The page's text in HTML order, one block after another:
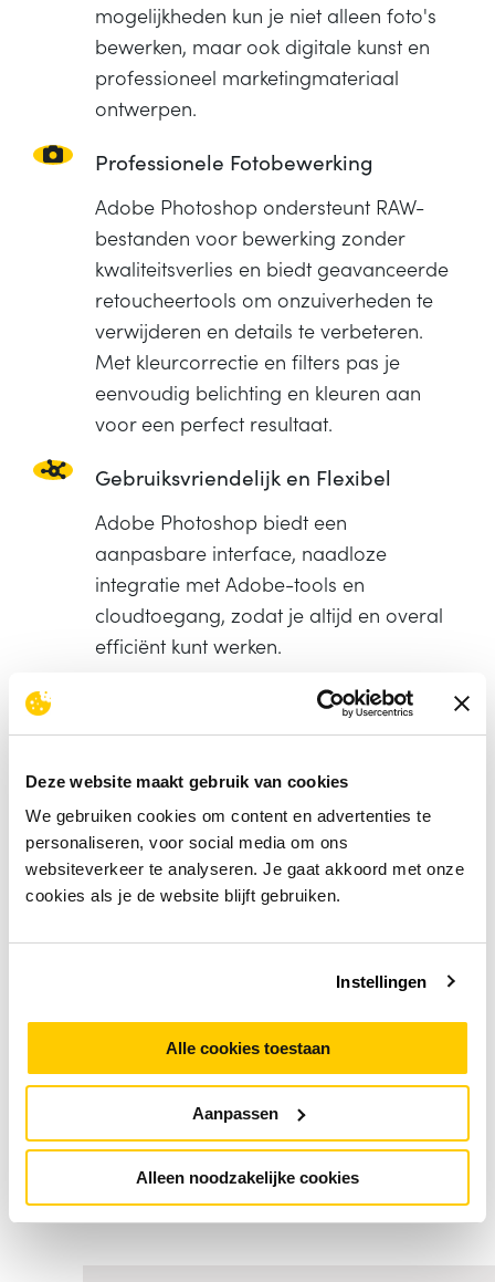
Deze website maakt gebruik van cookies
We gebruiken cookies om content en advertenties te
personaliseren, voor social media om ons
websiteverkeer te analyseren. Je gaat akkoord met onze
cookies als je de website blijft gebruiken.
Instellingen
Alle cookies toestaan
Aanpassen
Alleen noodzakelijke cookies
mogelijkheden kun je niet alleen foto's
bewerken, maar ook digitale kunst en
professioneel marketingmateriaal
ontwerpen.
Professionele Fotobewerking
Adobe Photoshop ondersteunt RAW-
bestanden voor bewerking zonder
kwaliteitsverlies en biedt geavanceerde
retoucheertools om onzuiverheden te
verwijderen en details te verbeteren.
Met kleurcorrectie en filters pas je
eenvoudig belichting en kleuren aan
voor een perfect resultaat.
Gebruiksvriendelijk en Flexibel
Adobe Photoshop biedt een
aanpasbare interface, naadloze
integratie met Adobe-tools en
cloudtoegang, zodat je altijd en overal
efficiënt kunt werken.
Efficiëntie en Tijdbesparing
Versnel je workflow in Adobe Photoshop
met sneltoetsen, automatisering, slimme
objecten zonder kwaliteitsverlies en
batchverwerking voor efficiënte
bewerkingen.
Bedrijven
Adobe Photoshop is ideaal voor
marketeers, fotografen en
webdesigners, met tools voor
aantrekkelijke visuals, non-destructieve
fotobewerking en UI/UX-ontwerpen.